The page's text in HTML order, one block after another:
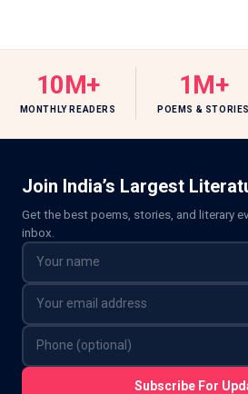
10M+
MONTHLY READERS
1M+
POEMS & STORIES
Join India’s Largest
Get the best poems, stories, and literary
inbox.
Subscribe For